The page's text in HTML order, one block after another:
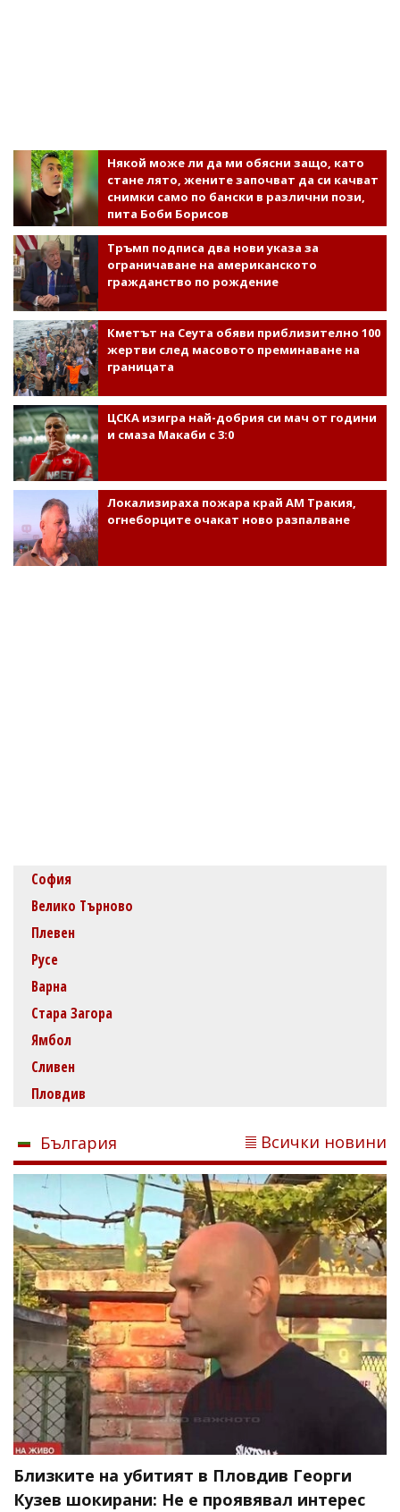
Някой може ли да ми обясни защо, като
стане лято, жените започват да си качват
снимки само по бански в различни пози,
пита Боби Борисов
Тръмп подписа два нови указа за
ограничаване на американското
гражданство по рождение
Кметът на Сеута обяви приблизително 100
жертви след масовото преминаване на
границата
ЦСКА изигра най-добрия си мач от години
и смаза Макаби с 3:0
Локализираха пожара край АМ Тракия,
огнеборците очакат ново разпалване
София
Велико Търново
Плевен
Русе
Варна
Стара Загора
Ямбол
Сливен
Пловдив
България Всички новини
Близките на убитият в Пловдив Георги
Кузев шокирани: Не е проявявал интерес